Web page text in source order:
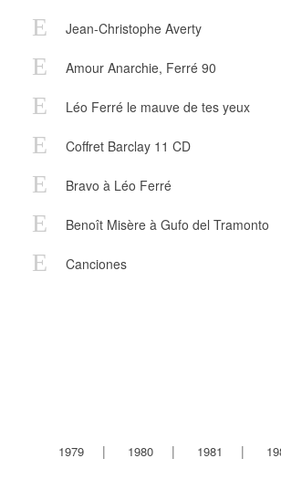
Jean-Christophe Averty
Amour Anarchie, Ferré 90
Léo Ferré le mauve de tes yeux
Coffret Barclay 11 CD
Bravo à Léo Ferré
Benoît Misère à Gufo del Tramonto
Canciones
1979 1980 1981